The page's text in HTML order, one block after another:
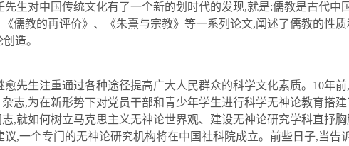
先生对中国传统文化有了一个新的划时代的发现,就是:儒教是古代中
儒教的再评价》、《朱熹与宗教》等一系列论文,阐述了儒教的性
造。
愈先生注重通过各种途径提高广大人民群众的科学文化素质。 10年前,
杂志,为在新形势下对党员干部和青少年学生进行科学无神论教育搭
志,就如何树立马克思主义无神论世界观、建设无神论研究学科直抒胸
议,一个专门的无神论研究机构将在中国社科院成立。前些日子,当告